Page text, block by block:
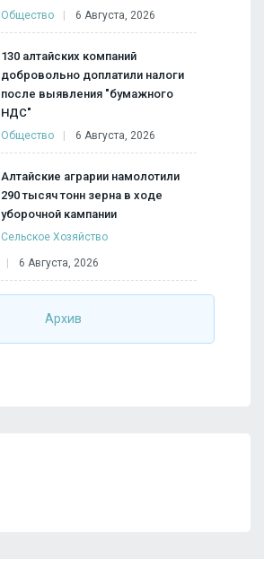
Общество 6 Августа, 2026
130 алтайских компаний
добровольно доплатили налоги
после выявления "бумажного
НДС"
Общество 6 Августа, 2026
Алтайские аграрии намолотили
290 тысяч тонн зерна в ходе
уборочной кампании
Сельское Хозяйство
6 Августа, 2026
Архив